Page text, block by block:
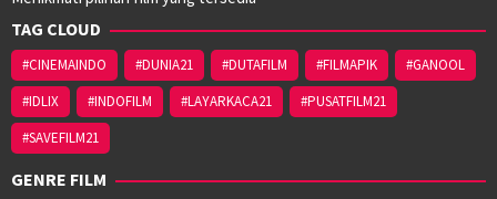
TAG CLOUD
#CINEMAINDO #DUNIA21 #DUTAFILM #FILMAPIK
#GANOOL
#IDLIX
#INDOFILM #LAYARKACA21
#PUSATFILM21
#SAVEFILM21
GENRE FILM